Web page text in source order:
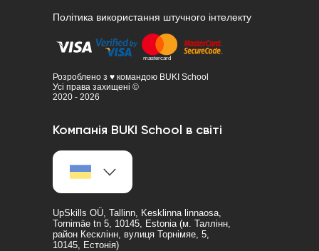
Відновити
Політика використання штучного інтелекту
Розроблено з ♥ командою BUKI School
Усі права захищені ©
2020 - 2026
Компанія BUKI School в світі
UpSkills OÜ, Tallinn, Kesklinna linnaosa,
Tornimäe tn 5, 10145, Estonia (м. Таллінн,
район Кесклінн, вулиця Торнімяе, 5,
10145, Естонія)